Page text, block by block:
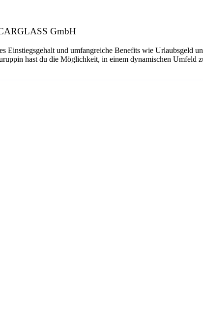
GmbH
und umfangreiche Benefits wie Urlaubsgeld
hast du die Möglichkeit, in einem dynamischen Umfeld